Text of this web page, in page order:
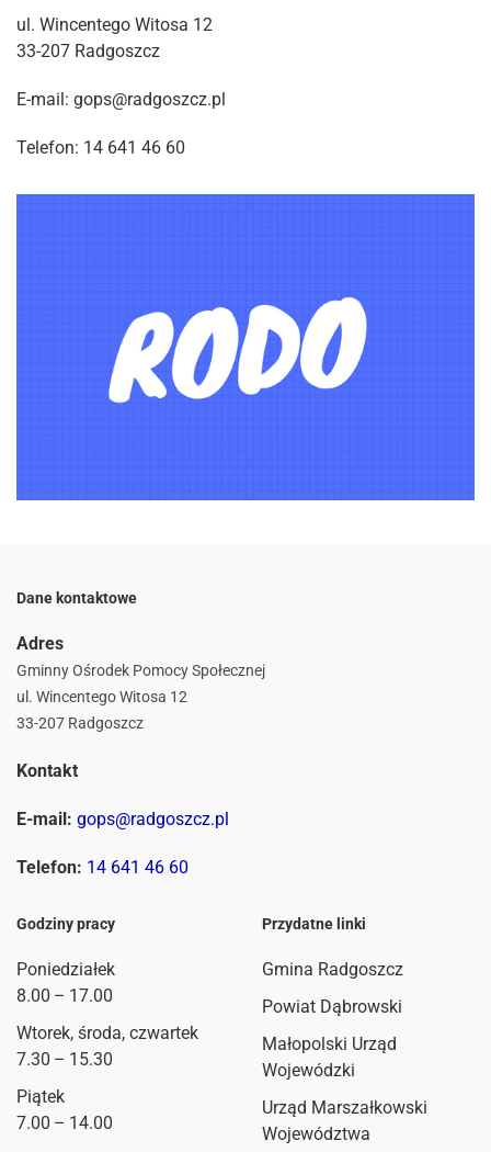
ul. Wincentego Witosa 12
33-207 Radgoszcz
E-mail: gops@radgoszcz.pl
Telefon: 14 641 46 60
Dane kontaktowe
Adres
Gminny Ośrodek Pomocy Społecznej
ul. Wincentego Witosa 12
33-207 Radgoszcz
Kontakt
E-mail: gops@radgoszcz.pl
Telefon: 14 641 46 60
Godziny pracy
Poniedziałek
8.00 – 17.00
Wtorek, środa, czwartek
7.30 – 15.30
Piątek
7.00 – 14.00
Przydatne linki
Gmina Radgoszcz
Powiat Dąbrowski
Małopolski Urząd
Wojewódzki
Urząd Marszałkowski
Województwa